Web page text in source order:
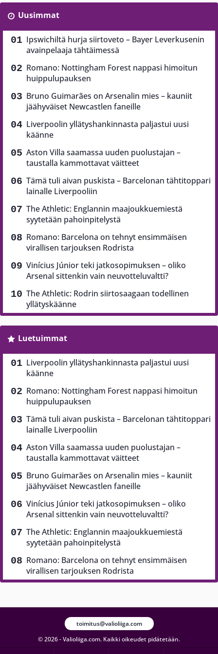
Uusimmat
Ipswichiltä hurja siirtoveto – Bayer Leverkusenin
avainpelaaja tähtäimessä
Romano: Nottingham Forest nappasi himoitun
huippulupauksen
Bruno Guimarães on Arsenalin mies – kauniit
jäähyväiset Newcastlen faneille
Liverpoolin yllätyshankinnasta paljastui uusi
käänne
Aston Villa saamassa uuden puolustajan –
taustalla kammottavat väitteet
Tämä tuli aivan puskista – Barcelonan tähtitoppari
lainalle Liverpooliin
The Athletic: Englannin maajoukkuemiestä
syytetään pahoinpitelystä
Romano: Barcelona on tehnyt ensimmäisen
virallisen tarjouksen Rodrista
Vinícius Júnior teki jatkosopimuksen – oliko
Arsenal sittenkin vain neuvotteluvaltti?
The Athletic: Rodrin siirtosaagaan todellinen
yllätyskäänne
Luetuimmat
Liverpoolin yllätyshankinnasta paljastui uusi
käänne
Romano: Nottingham Forest nappasi himoitun
huippulupauksen
Tämä tuli aivan puskista – Barcelonan tähtitoppari
lainalle Liverpooliin
Aston Villa saamassa uuden puolustajan –
taustalla kammottavat väitteet
Bruno Guimarães on Arsenalin mies – kauniit
jäähyväiset Newcastlen faneille
Vinícius Júnior teki jatkosopimuksen – oliko
Arsenal sittenkin vain neuvotteluvaltti?
The Athletic: Englannin maajoukkuemiestä
syytetään pahoinpitelystä
Romano: Barcelona on tehnyt ensimmäisen
virallisen tarjouksen Rodrista
© 2026 - Valioliiga.com. Kaikki oikeudet pidätetään.
toimitus@valioliiga.com